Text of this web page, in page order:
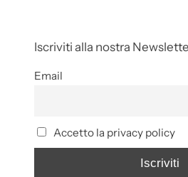
Iscriviti alla nostra
Email
Accetto la privacy policy